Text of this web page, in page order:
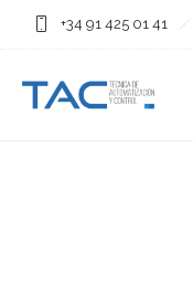
+34 91 425 01 41